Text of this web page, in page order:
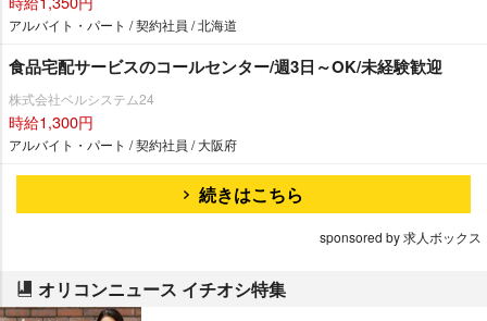
アルバイト・パート / 契約社員 / 北海道
食品宅配サービスのコールセンター/週3日～OK/未経験歓迎
株式会社ベルシステム24
時給1,300円
アルバイト・パート / 契約社員 / 大阪府
続きはこちら
sponsored by 求人ボックス
オリコンニュース イチオシ特集